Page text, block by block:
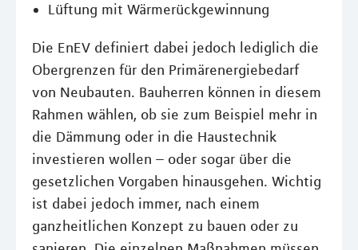
Lüftung mit Wärmerückgewinnung
Die EnEV definiert dabei jedoch lediglich die
Obergrenzen für den Primärenergiebedarf
von Neubauten. Bauherren können in diesem
Rahmen wählen, ob sie zum Beispiel mehr in
die Dämmung oder in die Haustechnik
investieren wollen – oder sogar über die
gesetzlichen Vorgaben hinausgehen. Wichtig
ist dabei jedoch immer, nach einem
ganzheitlichen Konzept zu bauen oder zu